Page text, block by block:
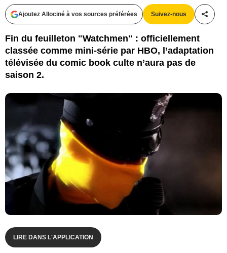
Ajoutez Allociné à vos sources préférées Suivez-nous
Fin du feuilleton "Watchmen" : officiellement
classée comme mini-série par HBO, l’adaptation
télévisée du comic book culte n’aura pas de
saison 2.
LIRE DANS L'APPLICATION